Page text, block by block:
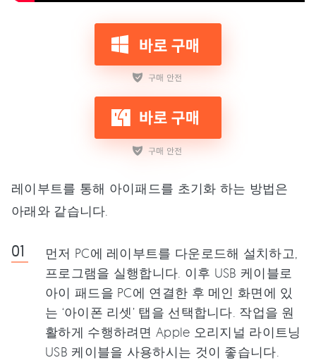
레이부트를 통해 아이패드를 초기화 하는 방법은
아래와 같습니다.
먼저 PC에 레이부트를 다운로드해 설치하고,
프로그램을 실행합니다. 이후 USB 케이블로
아이 패드을 PC에 연결한 후 메인 화면에 있
는 ‘아이폰 리셋’ 탭을 선택합니다. 작업을 원
활하게 수행하려면 Apple 오리지널 라이트닝
USB 케이블을 사용하시는 것이 좋습니다.